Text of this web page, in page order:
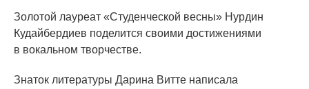
Золотой лауреат «Студенческой весны» Нурдин
Кудайбердиев поделится своими достижениями
в вокальном творчестве.
Знаток литературы Дарина Витте написала